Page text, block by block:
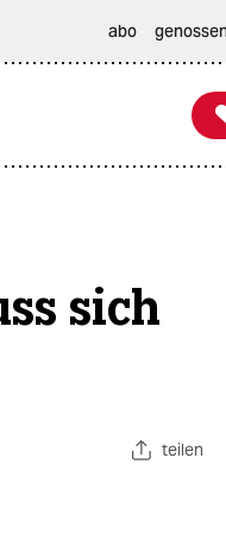
abo
sich
teilen